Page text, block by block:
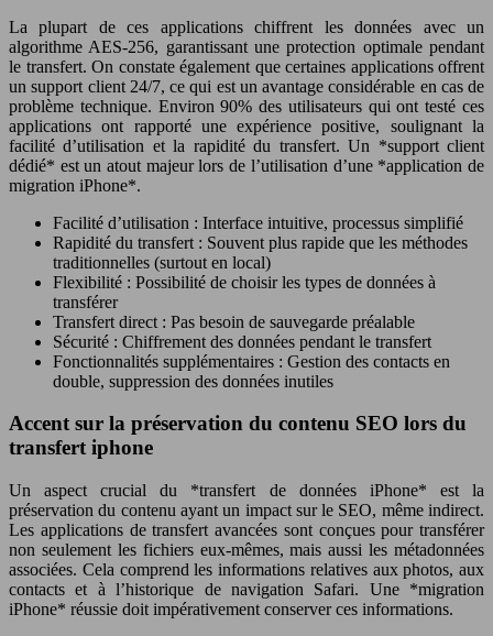
La plupart de ces applications chiffrent les données avec un
algorithme AES-256, garantissant une protection optimale pendant
le transfert. On constate également que certaines applications offrent
un support client 24/7, ce qui est un avantage considérable en cas de
problème technique. Environ 90% des utilisateurs qui ont testé ces
applications ont rapporté une expérience positive, soulignant la
facilité d’utilisation et la rapidité du transfert. Un *support client
dédié* est un atout majeur lors de l’utilisation d’une *application de
migration iPhone*.
Facilité d’utilisation : Interface intuitive, processus simplifié
Rapidité du transfert : Souvent plus rapide que les méthodes
traditionnelles (surtout en local)
Flexibilité : Possibilité de choisir les types de données à
transférer
Transfert direct : Pas besoin de sauvegarde préalable
Sécurité : Chiffrement des données pendant le transfert
Fonctionnalités supplémentaires : Gestion des contacts en
double, suppression des données inutiles
Accent sur la préservation du contenu SEO lors du
transfert iphone
Un aspect crucial du *transfert de données iPhone* est la
préservation du contenu ayant un impact sur le SEO, même indirect.
Les applications de transfert avancées sont conçues pour transférer
non seulement les fichiers eux-mêmes, mais aussi les métadonnées
associées. Cela comprend les informations relatives aux photos, aux
contacts et à l’historique de navigation Safari. Une *migration
iPhone* réussie doit impérativement conserver ces informations.